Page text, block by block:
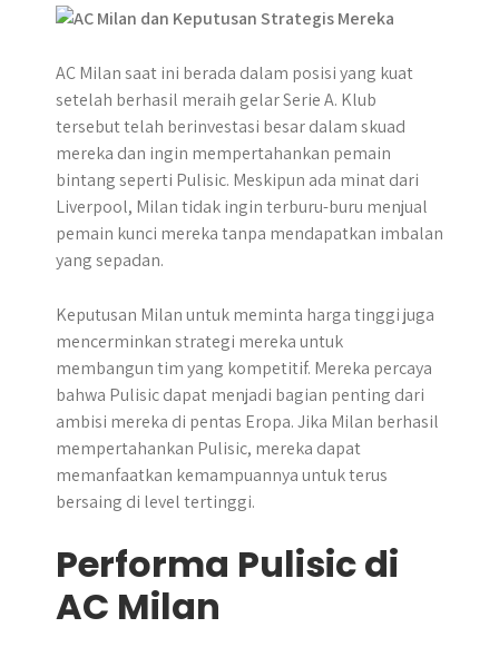
AC Milan saat ini berada dalam posisi yang kuat
setelah berhasil meraih gelar Serie A. Klub
tersebut telah berinvestasi besar dalam skuad
mereka dan ingin mempertahankan pemain
bintang seperti Pulisic. Meskipun ada minat dari
Liverpool, Milan tidak ingin terburu-buru menjual
pemain kunci mereka tanpa mendapatkan imbalan
yang sepadan.
Keputusan Milan untuk meminta harga tinggi juga
mencerminkan strategi mereka untuk
membangun tim yang kompetitif. Mereka percaya
bahwa Pulisic dapat menjadi bagian penting dari
ambisi mereka di pentas Eropa. Jika Milan berhasil
mempertahankan Pulisic, mereka dapat
memanfaatkan kemampuannya untuk terus
bersaing di level tertinggi.
Performa Pulisic di
AC Milan